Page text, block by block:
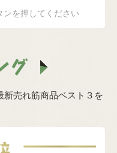
ンを押してください
新売れ筋商品ベスト３を